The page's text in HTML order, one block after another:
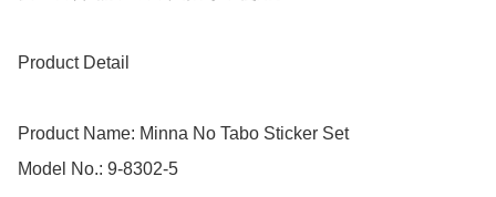
Product Detail
Product Name: Minna No Tabo Sticker Set
Model No.: 9-8302-5